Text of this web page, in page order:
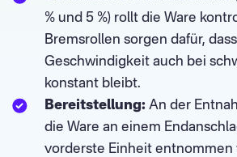
% und 5 %) rollt die Ware
Bremsrollen sorgen dafür,
Geschwindigkeit auch bei
konstant bleibt.
Bereitstellung: An der
die Ware an einem
vorderste Einheit entnommen